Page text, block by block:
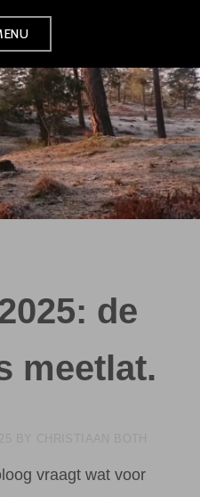
de
meetlat.
vraagt wat voor